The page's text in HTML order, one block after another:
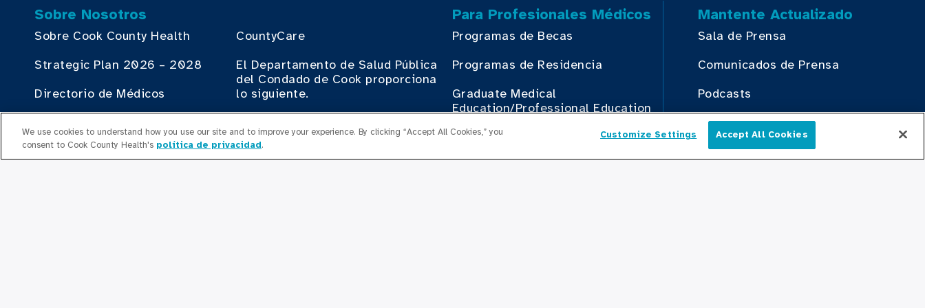
Sobre Nosotros
Sobre Cook County Health
Strategic Plan 2026 – 2028
Directorio de Médicos
Directorio de Médicos
CountyCare
El Departamento de Salud Pública
del Condado de Cook proporciona
lo siguiente.
El Instituto de Cambio de Cook
Para Profesionales Médicos
Programas de Becas
Programas de Residencia
Graduate Medical
Education/Professional Education
Fondo de Becas de Previsión
Mantente Actualizado
Sala de Prensa
Comunicados de Prensa
Podcasts
Relaciones Comunitarias
Conectate Con Nosotros
Español
We use cookies to understand how you use our site and to improve your experience. By clicking “Accept All Cookies,” you
consent to Cook County Health's política de privacidad.
Customize Settings Accept All Cookies